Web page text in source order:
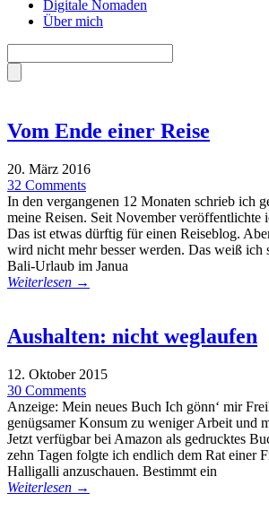
Digitale Nomaden
Über mich
Vom Ende einer Reise
20. März 2016
32 Comments
In den vergangenen 12 Monaten schrieb ich
meine Reisen. Seit November veröffentlichte
Das ist etwas dürftig für einen Reiseblog.
wird nicht mehr besser werden. Das weiß ich
Bali-Urlaub im Janua
Weiterlesen →
Aushalten: nicht weglaufen
12. Oktober 2015
30 Comments
Anzeige: Mein neues Buch Ich gönn‘ mir
genügsamer Konsum zu weniger Arbeit und
Jetzt verfügbar bei Amazon als gedrucktes
zehn Tagen folgte ich endlich dem Rat einer
Halligalli anzuschauen. Bestimmt ein
Weiterlesen →